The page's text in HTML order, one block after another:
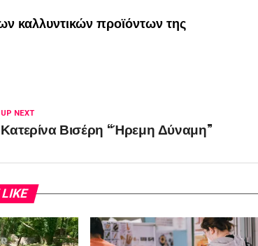
καλλυντικών προϊόντων της
UP NEXT
Κατερίνα Βισέρη “Ήρεμη Δύναμη”
LIKE